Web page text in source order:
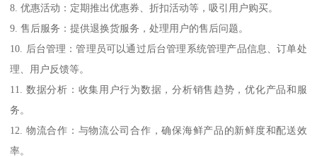
8. 优惠活动：定期推出优惠券、折扣活动等，吸引用户购买。
9. 售后服务：提供退换货服务，处理用户的售后问题。
10. 后台管理：管理员可以通过后台管理系统管理产品信息、订单处
理、用户反馈等。
11. 数据分析：收集用户行为数据，分析销售趋势，优化产品和服
务。
12. 物流合作：与物流公司合作，确保海鲜产品的新鲜度和配送效
率。